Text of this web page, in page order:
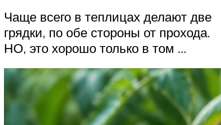
Чаще всего в теплицах делают две
грядки, по обе стороны от прохода.
НО, это хорошо только в том …